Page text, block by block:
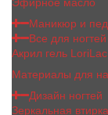
Маникюр и
Все для ногтей
Акрил гель LoriLac
Материалы для
Дизайн ногтей
Зеркальная втирка